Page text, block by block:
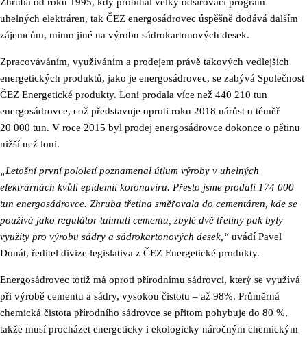
Zhruba od roku 1995, kdy probíhal velký odsiřovací program
uhelných elektráren, tak ČEZ energosádrovec úspěšně dodává dalším
zájemcům, mimo jiné na výrobu sádrokartonových desek.
Zpracováváním, využíváním a prodejem právě takových vedlejších
energetických produktů, jako je energosádrovec, se zabývá Společnost
ČEZ Energetické produkty. Loni prodala více než 440 210 tun
energosádrovce, což představuje oproti roku 2018 nárůst o téměř
20 000 tun. V roce 2015 byl prodej energosádrovce dokonce o pětinu
nižší než loni.
„Letošní první pololetí poznamenal útlum výroby v uhelných
elektrárnách kvůli epidemii koronaviru. Přesto jsme prodali 174 000
tun energosádrovce. Zhruba třetina směřovala do cementáren, kde se
používá jako regulátor tuhnutí cementu, zbylé dvě třetiny pak byly
využity pro výrobu sádry a sádrokartonových desek,“ uvádí Pavel
Donát, ředitel divize legislativa z ČEZ Energetické produkty.
Energosádrovec totiž má oproti přírodnímu sádrovci, který se využívá
při výrobě cementu a sádry, vysokou čistotu – až 98%. Průměrná
chemická čistota přírodního sádrovce se přitom pohybuje do 80 %,
takže musí procházet energeticky i ekologicky náročným chemickým